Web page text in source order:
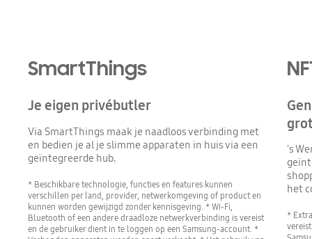
SmartThings
Je eigen privébutler
Via SmartThings maak je naadloos verbinding met
en bedien je al je slimme apparaten in huis via een
geïntegreerde hub.
* Beschikbare technologie, functies en features kunnen
verschillen per land, provider, netwerkomgeving of product en
kunnen worden gewijzigd zonder kennisgeving. * Wi-Fi,
Bluetooth of een andere draadloze netwerkverbinding is vereist
en de gebruiker dient in te loggen op een Samsung-account. *
's
het
*